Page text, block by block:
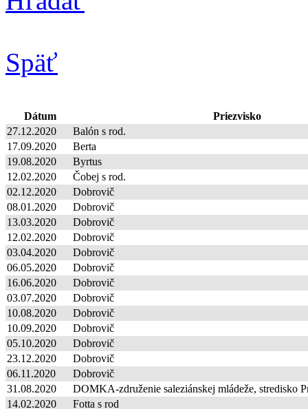
Späť
Dátum
Priezvisko
27.12.2020
Balón s rod.
17.09.2020
Berta
19.08.2020
Byrtus
12.02.2020
Čobej s rod.
02.12.2020
Dobrovič
08.01.2020
Dobrovič
13.03.2020
Dobrovič
12.02.2020
Dobrovič
03.04.2020
Dobrovič
06.05.2020
Dobrovič
16.06.2020
Dobrovič
03.07.2020
Dobrovič
10.08.2020
Dobrovič
10.09.2020
Dobrovič
05.10.2020
Dobrovič
23.12.2020
Dobrovič
06.11.2020
Dobrovič
31.08.2020
DOMKA-združenie saleziánskej mládeže, stredisko
14.02.2020
Fotta s rod